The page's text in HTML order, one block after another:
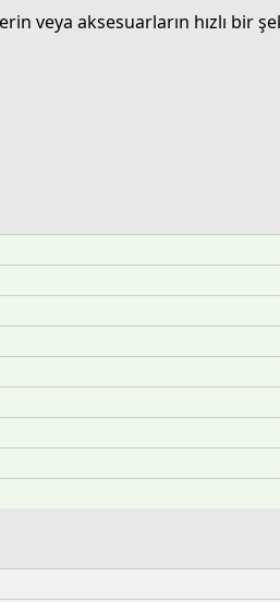
aksesuarların hızlı bir